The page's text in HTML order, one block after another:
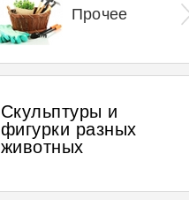
Прочее
Скульптуры и
фигурки разных
животных